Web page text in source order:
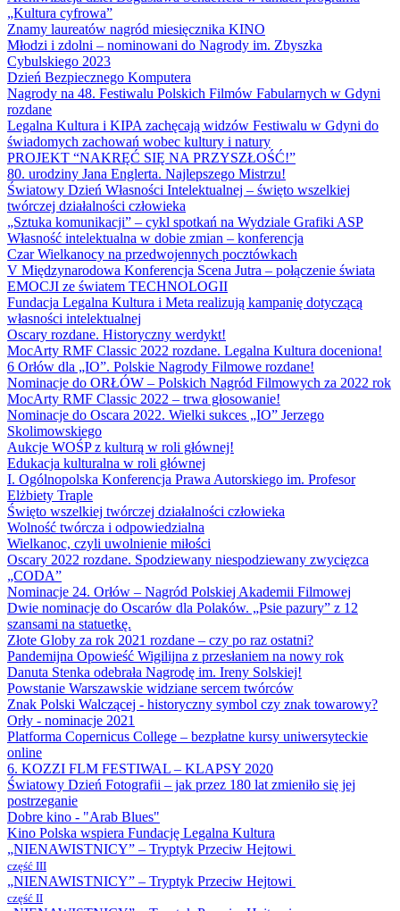
„Kultura cyfrowa”
Znamy laureatów nagród miesięcznika KINO
Młodzi i zdolni – nominowani do Nagrody im. Zbyszka
Cybulskiego 2023
Dzień Bezpiecznego Komputera
Nagrody na 48. Festiwalu Polskich Filmów Fabularnych w Gdyni
rozdane
Legalna Kultura i KIPA zachęcają widzów Festiwalu w Gdyni do
świadomych zachowań wobec kultury i natury
PROJEKT “NAKRĘĆ SIĘ NA PRZYSZŁOŚĆ!”
80. urodziny Jana Englerta. Najlepszego Mistrzu!
Światowy Dzień Własności Intelektualnej – święto wszelkiej
twórczej działalności człowieka
„Sztuka komunikacji” – cykl spotkań na Wydziale Grafiki ASP
Własność intelektualna w dobie zmian – konferencja
Czar Wielkanocy na przedwojennych pocztówkach
V Międzynarodowa Konferencja Scena Jutra – połączenie świata
EMOCJI ze światem TECHNOLOGII
Fundacja Legalna Kultura i Meta realizują kampanię dotyczącą
własności intelektualnej
Oscary rozdane. Historyczny werdykt!
MocArty RMF Classic 2022 rozdane. Legalna Kultura doceniona!
6 Orłów dla „IO”. Polskie Nagrody Filmowe rozdane!
Nominacje do ORŁÓW – Polskich Nagród Filmowych za 2022 rok
MocArty RMF Classic 2022 – trwa głosowanie!
Nominacje do Oscara 2022. Wielki sukces „IO” Jerzego
Skolimowskiego
Aukcje WOŚP z kulturą w roli głównej!
Edukacja kulturalna w roli głównej
I. Ogólnopolska Konferencja Prawa Autorskiego im. Profesor
Elżbiety Traple
Święto wszelkiej twórczej działalności człowieka
Wolność twórcza i odpowiedzialna
Wielkanoc, czyli uwolnienie miłości
Oscary 2022 rozdane. Spodziewany niespodziewany zwycięzca
„CODA”
Nominacje 24. Orłów – Nagród Polskiej Akademii Filmowej
Dwie nominacje do Oscarów dla Polaków. „Psie pazury” z 12
szansami na statuetkę.
Złote Globy za rok 2021 rozdane – czy po raz ostatni?
Pandemijna Opowieść Wigilijna z przesłaniem na nowy rok
Danuta Stenka odebrała Nagrodę im. Ireny Solskiej!
Powstanie Warszawskie widziane sercem twórców
Znak Polski Walczącej - historyczny symbol czy znak towarowy?
Orły - nominacje 2021
Platforma Copernicus College – bezpłatne kursy uniwersyteckie
online
6. KOZZI FLM FESTIWAL – KLAPSY 2020
Światowy Dzień Fotografii – jak przez 180 lat zmieniło się jej
postrzeganie
Dobre kino - "Arab Blues"
Kino Polska wspiera Fundację Legalna Kultura
„NIENAWISTNICY” – Tryptyk Przeciw Hejtowi
część III
„NIENAWISTNICY” – Tryptyk Przeciw Hejtowi
część II